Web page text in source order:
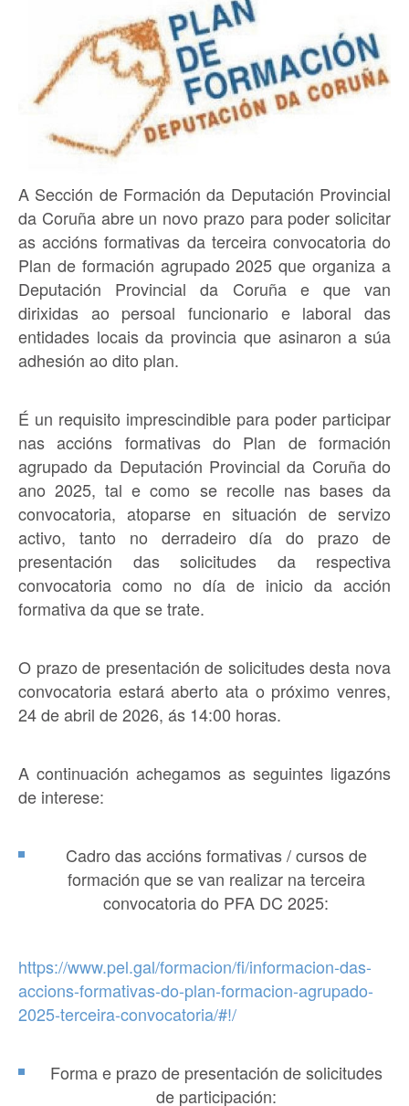
A Sección de Formación da Deputación Provincial
da Coruña abre un novo prazo para poder solicitar
as accións formativas da terceira convocatoria do
Plan de formación agrupado 2025 que organiza a
Deputación Provincial da Coruña e que van
dirixidas ao persoal funcionario e laboral das
entidades locais da provincia que asinaron a súa
adhesión ao dito plan.
É un requisito imprescindible para poder participar
nas accións formativasdo Plan de formación
agrupado da Deputación Provincial da Coruña do
ano 2025, tal e como se recolle nas bases da
convocatoria,atoparse en situación de servizo
activo, tanto no derradeiro día do prazo de
presentación das solicitudes da respectiva
convocatoria como no día de inicio da acción
formativa da que se trate.
O prazo de presentación de solicitudes desta nova
convocatoria estaráaberto ata o próximovenres,
24deabril de 2026, ás 14:00 horas.
A continuación achegamos as seguintes ligazóns
de interese:
Cadro das accións formativas / cursos de
formación que se van realizar naterceira
convocatoria do PFA DC 2025:
https://www.pel.gal/formacion/fi/informacion-das-
accions-formativas-do-plan-formacion-agrupado-
2025-terceira-convocatoria/#!/
Forma e prazo de presentación de solicitudes
de participación: